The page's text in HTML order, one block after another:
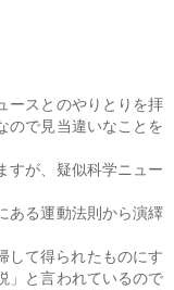
ースとのやりとりを拝
ので見当違いなことを
すが、疑似科学ニュー
ある運動法則から演繹
して得られたものにす
」と言われているので